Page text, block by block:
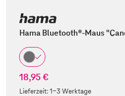
Hama Bluetooth®-Maus
18,95 €
Lieferzeit:1-3 Werktage